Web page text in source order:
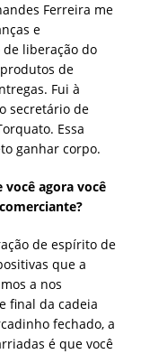
Ferreira me
e
liberação do
de
Fui à
secretário de
Essa
ganhar corpo.
você agora você
de espírito de
que a
a nos
final da cadeia
fechado, a
é que você